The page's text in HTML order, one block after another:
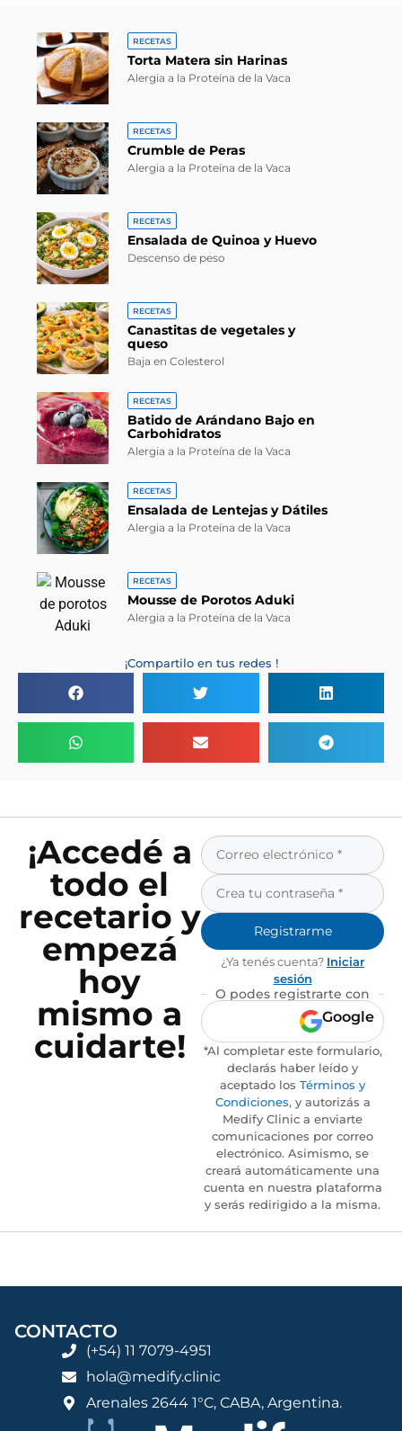
RECETAS
Torta Matera sin Harinas
Alergia a la Proteína de la Vaca
RECETAS
Crumble de Peras
Alergia a la Proteína de la Vaca
RECETAS
Ensalada de Quinoa y Huevo
Descenso de peso
RECETAS
Canastitas de vegetales y
queso
Baja en Colesterol
RECETAS
Batido de Arándano Bajo en
Carbohidratos
Alergia a la Proteína de la Vaca
RECETAS
Ensalada de Lentejas y Dátiles
Alergia a la Proteína de la Vaca
RECETAS
Mousse de Porotos Aduki
Alergia a la Proteína de la Vaca
¡Compartilo en tus redes !
¡Accedé a
todo el
recetario y
empezá
hoy
mismo a
cuidarte!
Registrarme
¿Ya tenés cuenta? Iniciar
sesión
O podes registrarte con
Google
*Al completar este formulario,
declarás haber leído y
aceptado los Términos y
Condiciones, y autorizás a
Medify Clinic a enviarte
comunicaciones por correo
electrónico. Asimismo, se
creará automáticamente una
cuenta en nuestra plataforma
y serás redirigido a la misma.
CONTACTO
(+54) 11 7079-4951
hola@medify.clinic
Arenales 2644 1°C, CABA, Argentina.